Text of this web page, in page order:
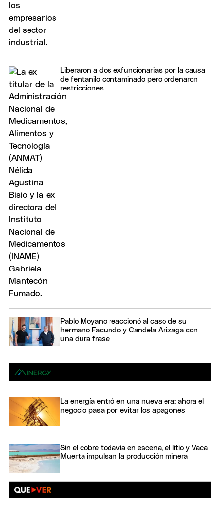
Liberaron a dos exfuncionarias por la causa
de fentanilo contaminado pero ordenaron
restricciones
Pablo Moyano reaccionó al caso de su
hermano Facundo y Candela Arizaga con
una dura frase
La energía entró en una nueva era: ahora el
negocio pasa por evitar los apagones
Sin el cobre todavía en escena, el litio y Vaca
Muerta impulsan la producción minera